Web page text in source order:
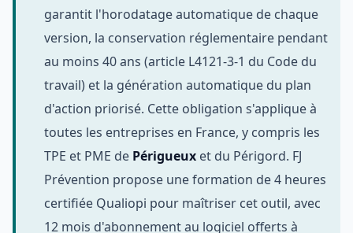
garantit l'horodatage automatique de chaque
version, la conservation réglementaire pendant
au moins 40 ans (article L4121-3-1 du Code du
travail) et la génération automatique du plan
d'action priorisé. Cette obligation s'applique à
toutes les entreprises en France, y compris les
TPE et PME de Périgueux et du Périgord. FJ
Prévention propose une formation de 4 heures
certifiée Qualiopi pour maîtriser cet outil, avec
12 mois d'abonnement au logiciel offerts à